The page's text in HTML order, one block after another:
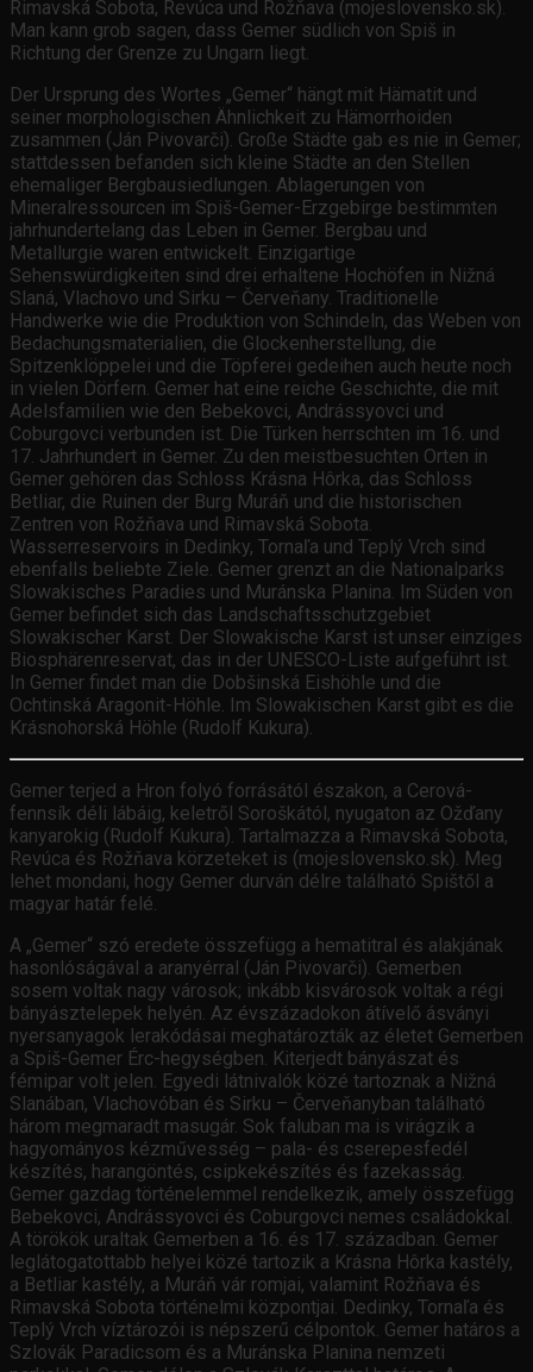
Rimavská Sobota, Revúca und Rožňava (mojeslovensko.sk).
Man kann grob sagen, dass Gemer südlich von Spiš in
Richtung der Grenze zu Ungarn liegt.
Der Ursprung des Wortes „Gemer“ hängt mit Hämatit und
seiner morphologischen Ähnlichkeit zu Hämorrhoiden
zusammen (Ján Pivovarči). Große Städte gab es nie in Gemer;
stattdessen befanden sich kleine Städte an den Stellen
ehemaliger Bergbausiedlungen. Ablagerungen von
Mineralressourcen im Spiš-Gemer-Erzgebirge bestimmten
jahrhundertelang das Leben in Gemer. Bergbau und
Metallurgie waren entwickelt. Einzigartige
Sehenswürdigkeiten sind drei erhaltene Hochöfen in Nižná
Slaná, Vlachovo und Sirku – Červeňany. Traditionelle
Handwerke wie die Produktion von Schindeln, das Weben von
Bedachungsmaterialien, die Glockenherstellung, die
Spitzenklöppelei und die Töpferei gedeihen auch heute noch
in vielen Dörfern. Gemer hat eine reiche Geschichte, die mit
Adelsfamilien wie den Bebekovci, Andrássyovci und
Coburgovci verbunden ist. Die Türken herrschten im 16. und
17. Jahrhundert in Gemer. Zu den meistbesuchten Orten in
Gemer gehören das Schloss Krásna Hôrka, das Schloss
Betliar, die Ruinen der Burg Muráň und die historischen
Zentren von Rožňava und Rimavská Sobota.
Wasserreservoirs in Dedinky, Tornaľa und Teplý Vrch sind
ebenfalls beliebte Ziele. Gemer grenzt an die Nationalparks
Slowakisches Paradies und Muránska Planina. Im Süden von
Gemer befindet sich das Landschaftsschutzgebiet
Slowakischer Karst. Der Slowakische Karst ist unser einziges
Biosphärenreservat, das in der UNESCO-Liste aufgeführt ist.
In Gemer findet man die Dobšinská Eishöhle und die
Ochtinská Aragonit-Höhle. Im Slowakischen Karst gibt es die
Krásnohorská Höhle (Rudolf Kukura).
Gemer terjed a Hron folyó forrásától északon, a Cerová-
fennsík déli lábáig, keletről Soroškától, nyugaton az Ožďany
kanyarokig (Rudolf Kukura). Tartalmazza a Rimavská Sobota,
Revúca és Rožňava körzeteket is (mojeslovensko.sk). Meg
lehet mondani, hogy Gemer durván délre található Spištől a
magyar határ felé.
A „Gemer“ szó eredete összefügg a hematitral és alakjának
hasonlóságával a aranyérral (Ján Pivovarči). Gemerben
sosem voltak nagy városok; inkább kisvárosok voltak a régi
bányásztelepek helyén. Az évszázadokon átívelő ásványi
nyersanyagok lerakódásai meghatározták az életet Gemerben
a Spiš-Gemer Érc-hegységben. Kiterjedt bányászat és
fémipar volt jelen. Egyedi látnivalók közé tartoznak a Nižná
Slanában, Vlachovóban és Sirku – Červeňanyban található
három megmaradt masugár. Sok faluban ma is virágzik a
hagyományos kézművesség – pala- és cserepesfedél
készítés, harangöntés, csipkekészítés és fazekasság.
Gemer gazdag történelemmel rendelkezik, amely összefügg
Bebekovci, Andrássyovci és Coburgovci nemes családokkal.
A törökök uraltak Gemerben a 16. és 17. században. Gemer
leglátogatottabb helyei közé tartozik a Krásna Hôrka kastély,
a Betliar kastély, a Muráň vár romjai, valamint Rožňava és
Rimavská Sobota történelmi központjai. Dedinky, Tornaľa és
Teplý Vrch víztározói is népszerű célpontok. Gemer határos a
Szlovák Paradicsom és a Muránska Planina nemzeti